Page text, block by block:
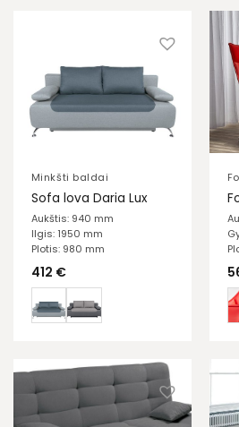
Minkšti baldai
Sofa lova Daria Lux
Aukštis: 940 mm
Ilgis: 1950 mm
Plotis: 980 mm
412 €